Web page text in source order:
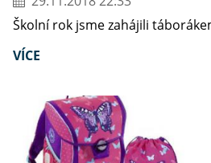
Školní rok jsme zahájili
VÍCE